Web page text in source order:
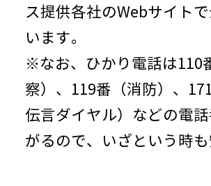
ス提供各社のWebサイト
います。
※なお、ひかり電話は110
察）、119番（消防）、
伝言ダイヤル）などの電
がるので、いざという時も